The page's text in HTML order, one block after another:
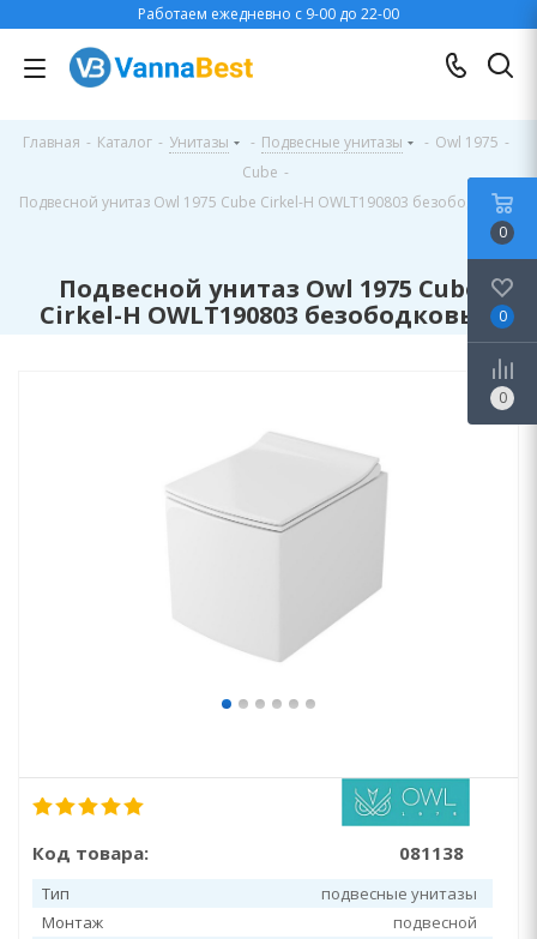
Работаем ежедневно с 9-00 до 22-00
Главная - Каталог - Унитазы - Подвесные унитазы - Owl 1975 -
Cube -
Подвесной унитаз Owl 1975 Cube Cirkel-H OWLT190803 безободковый
Подвесной унитаз Owl 1975 Cube
Cirkel-H OWLT190803 безободковый
Код товара: 081138
Тип
подвесные унитазы
Монтаж
подвесной
0
0
0